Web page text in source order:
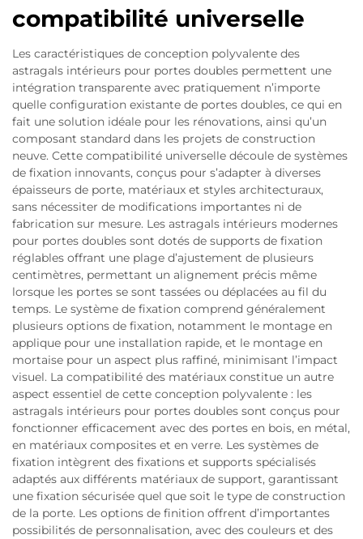
compatibilité universelle
Les caractéristiques de conception polyvalente des
astragals intérieurs pour portes doubles permettent une
intégration transparente avec pratiquement n’importe
quelle configuration existante de portes doubles, ce qui en
fait une solution idéale pour les rénovations, ainsi qu’un
composant standard dans les projets de construction
neuve. Cette compatibilité universelle découle de systèmes
de fixation innovants, conçus pour s’adapter à diverses
épaisseurs de porte, matériaux et styles architecturaux,
sans nécessiter de modifications importantes ni de
fabrication sur mesure. Les astragals intérieurs modernes
pour portes doubles sont dotés de supports de fixation
réglables offrant une plage d’ajustement de plusieurs
centimètres, permettant un alignement précis même
lorsque les portes se sont tassées ou déplacées au fil du
temps. Le système de fixation comprend généralement
plusieurs options de fixation, notamment le montage en
applique pour une installation rapide, et le montage en
mortaise pour un aspect plus raffiné, minimisant l’impact
visuel. La compatibilité des matériaux constitue un autre
aspect essentiel de cette conception polyvalente : les
astragals intérieurs pour portes doubles sont conçus pour
fonctionner efficacement avec des portes en bois, en métal,
en matériaux composites et en verre. Les systèmes de
fixation intègrent des fixations et supports spécialisés
adaptés aux différents matériaux de support, garantissant
une fixation sécurisée quel que soit le type de construction
de la porte. Les options de finition offrent d’importantes
possibilités de personnalisation, avec des couleurs et des